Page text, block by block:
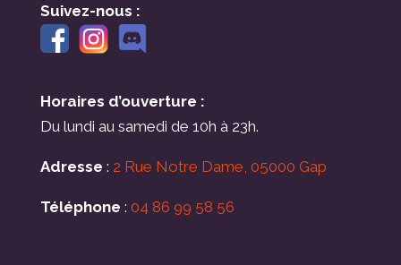
Suivez-nous :
Horaires d’ouverture :
Du lundi au samedi de 10h à 23h.
Adresse : 2 Rue Notre Dame, 05000 Gap
Téléphone : 04 86 99 58 56